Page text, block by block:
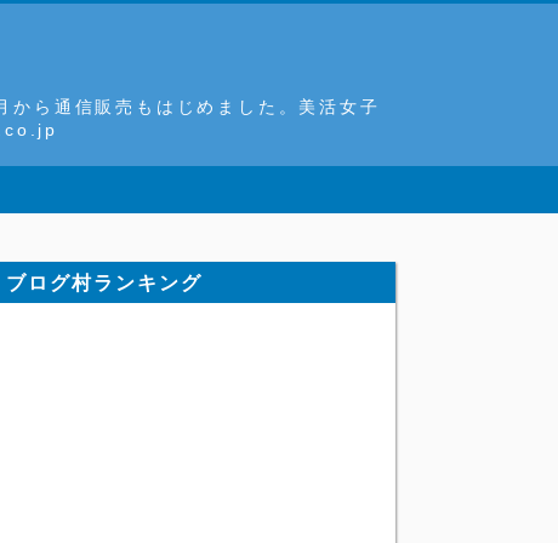
ら通信販売もはじめました。美活女子
ブログ村ランキング